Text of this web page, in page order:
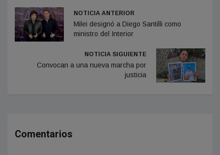
NOTICIA ANTERIOR
Milei designó a Diego Santilli como
ministro del Interior
NOTICIA SIGUIENTE
Convocan a una nueva marcha por
justicia
Comentarios